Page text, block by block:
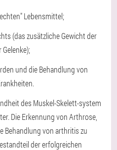
Lebensmittel;
(das zusätzliche Gewicht der
und die Behandlung von
des Muskel-Skelett-system
Die Erkennung von Arthrose,
Behandlung von arthritis zu
der erfolgreichen